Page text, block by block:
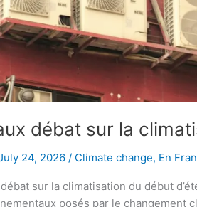
débat sur la
24, 2026 / Climate change, En
sur la climatisation du début
posés par le changement